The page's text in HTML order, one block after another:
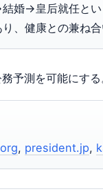
婚→皇后就任と
、健康との兼ね
予測を可能にす
, president.jp,